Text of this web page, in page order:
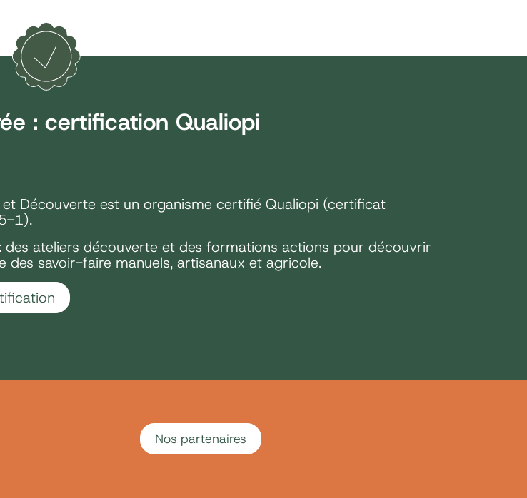
: certification Qualiopi
et Découverte est un organisme certifié Qualiopi (certificat
1).
des ateliers découverte et des formations actions pour découvrir
des savoir-faire manuels, artisanaux et agricole.
Nos partenaires